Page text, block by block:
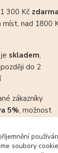
300 Kč zdarma
míst, nad 1800
skladem,
do 2
zákazníky
5%, možnost
soubory